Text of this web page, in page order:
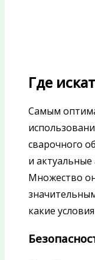
Где
Самым
сварочного
и
Множество
какие